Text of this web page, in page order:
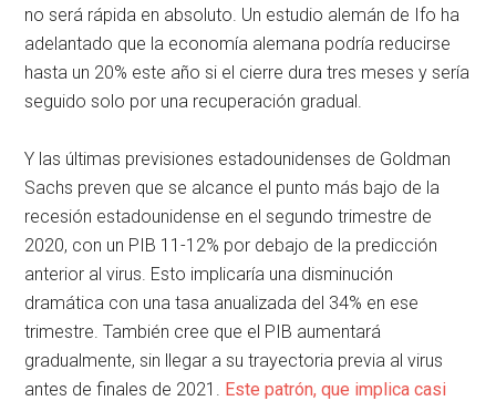
no será rápida en absoluto. Un estudio alemán de Ifo ha
adelantado que la economía alemana podría reducirse
hasta un 20% este año si el cierre dura tres meses y sería
seguido solo por una recuperación gradual.
Y las últimas previsiones estadounidenses de Goldman
Sachs preven que se alcance el punto más bajo de la
recesión estadounidense en el segundo trimestre de
2020, con un PIB 11-12% por debajo de la predicción
anterior al virus. Esto implicaría una disminución
dramática con una tasa anualizada del 34% en ese
trimestre. También cree que el PIB aumentará
gradualmente, sin llegar a su trayectoria previa al virus
antes de finales de 2021. Este patrón, que implica casi